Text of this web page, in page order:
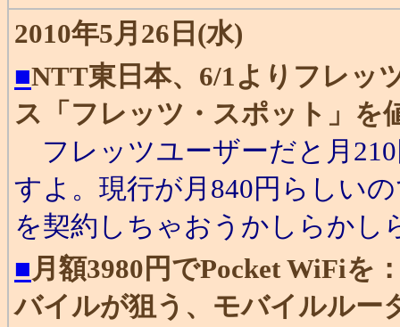
2010年5月26日(水)
■NTT東日本、6/1よりフレッ
ス「フレッツ・スポット」を
フレッツユーザーだと月
すよ。現行が月840円らしい
を契約しちゃおうかしらかし
■月額3980円でPocket WiFiを
バイルが狙う、モバイルルー